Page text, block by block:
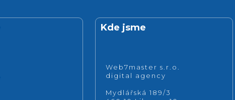
Kde jsme
Web7master s.r.o.
digital agency
Mydlářská 189/3